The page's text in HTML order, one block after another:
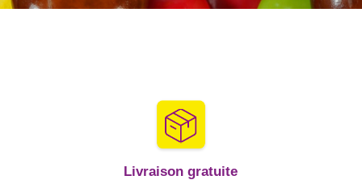
Livraison gratuite